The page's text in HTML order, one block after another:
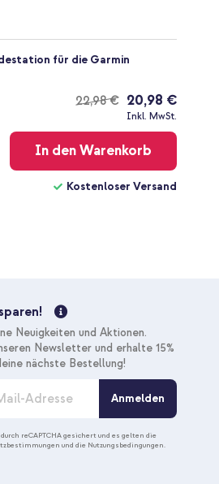
für die Garmin
22,98 €
Kostenloser
20,98 €
Inkl. MwSt.
In den Warenkorb
Kostenloser Versand
Neuigkeiten und Aktionen.
Newsletter und erhalte 15%
nächste Bestellung!
Anmelden
reCAPTCHA gesichert und es gelten die
und die Nutzungsbedingungen.